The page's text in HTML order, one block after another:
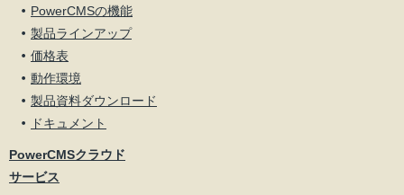
PowerCMSの機能
製品ラインアップ
価格表
動作環境
製品資料ダウンロード
ドキュメント
PowerCMSクラウド
サービス